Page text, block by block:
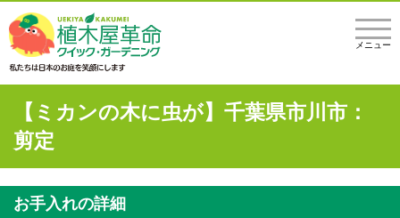
メニュー
【ミカンの木に虫が】千葉県市川市：
剪定
お手入れの詳細